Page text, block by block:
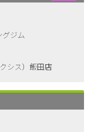
グジム
シス）飯田店